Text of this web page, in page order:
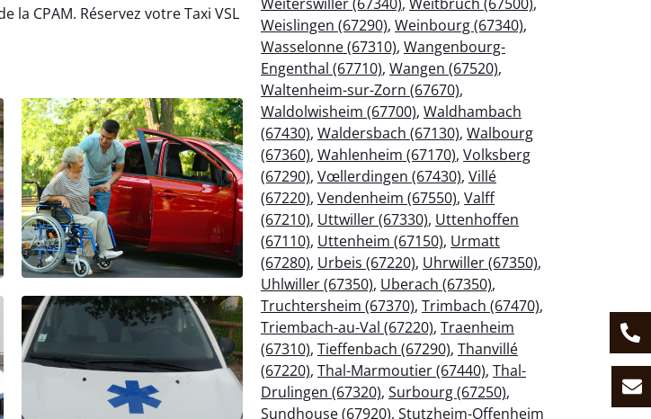
CPAM. Réservez votre Taxi VSL
Weislingen (67290), Weinbourg (67340),
Wasselonne (67310), Wangenbourg-
Engenthal (67710), Wangen (67520),
Waltenheim-sur-Zorn (67670),
Waldolwisheim (67700), Waldhambach
(67430), Waldersbach (67130), Walbourg
(67360), Wahlenheim (67170), Volksberg
(67290), Vœllerdingen (67430), Villé
(67220), Vendenheim (67550), Valff
(67210), Uttwiller (67330), Uttenhoffen
(67110), Uttenheim (67150), Urmatt
(67280), Urbeis (67220), Uhrwiller (67350),
Uhlwiller (67350), Uberach (67350),
Truchtersheim (67370), Trimbach (67470),
Triembach-au-Val (67220), Traenheim
(67310), Tieffenbach (67290), Thanvillé
(67220), Thal-Marmoutier (67440), Thal-
Drulingen (67320), Surbourg (67250),
Sundhouse (67920), Stutzheim-Offenheim